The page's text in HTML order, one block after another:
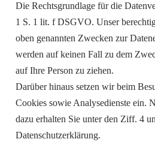
Die Rechtsgrundlage für die
1 S. 1 lit. f DSGVO. Unser
oben genannten Zwecken zur
werden auf keinen Fall zu dem
auf Ihre Person zu ziehen.
Darüber hinaus setzen wir beim
Cookies sowie Analysedienste ein.
dazu erhalten Sie unter den Ziff. 4
Datenschutzerklärung.